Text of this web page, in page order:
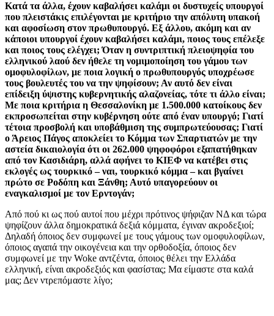
Κατά τα άλλα, έχουν καβαλήσει καλάμι οι δυστυχείς υπουργοί
που πλειστάκις επιλέγονται με κριτήριο την απόλυτη υπακοή
και αφοσίωση στον πρωθυπουργό. Εξ άλλου, ακόμη και αν
κάποιοι υπουργοί έχουν καβαλήσει καλάμι, ποιος τους επέλεξε
και ποιος τους ελέγχει; Όταν η συντριπτική πλειοψηφία του
ελληνικού λαού δεν ήθελε τη νομιμοποίηση του γάμου των
ομοφυλοφίλων, με ποια λογική ο πρωθυπουργός υποχρέωσε
τους βουλευτές του να την ψηφίσουν; Αν αυτό δεν είναι
επίδειξη ύψιστης κυβερνητικής αλαζονείας, τότε τι άλλο είναι;
Με ποια κριτήρια η Θεσσαλονίκη με 1.500.000 κατοίκους δεν
εκπροσωπείται στην κυβέρνηση ούτε από έναν υπουργό; Γιατί
τέτοια προσβολή και υποβάθμιση της συμπρωτεύουσας; Γιατί
ο Άρειος Πάγος αποκλείει το Κόμμα των Σπαρτιατών με την
αστεία δικαιολογία ότι οι 262.000 ψηφοφόροι εξαπατήθηκαν
από τον Κασιδιάρη, αλλά αφήνει το ΚΙΕΦ να κατέβει στις
εκλογές ως τουρκικό – ναι, τουρκικό κόμμα – και βγαίνει
πρώτο σε Ροδόπη και Ξάνθη; Αυτό υπαγορεύουν οι
εναγκαλισμοί με τον Ερντογάν;
Από πού κι ως πού αυτοί που μέχρι πρότινος ψήφιζαν ΝΔ και τώρα
ψηφίζουν άλλα δημοκρατικά δεξιά κόμματα, έγιναν ακρoδεξιοί;
Δηλαδή όποιος δεν συμφωνεί με τους γάμους των ομοφυλοφίλων,
όποιος αγαπά την οικογένεια και την ορθοδοξία, όποιoς δεν
συμφωνεί με την Woke αντζέντα, όποιος θέλει την Ελλάδα
ελληνική, είναι ακροδεξιός και φασίστας; Μα είμαστε στα καλά
μας; Δεν ντρεπόμαστε λίγο;